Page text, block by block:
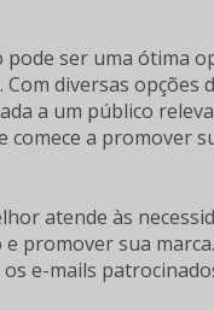
ser uma ótima
diversas opções
a um público
a promover
atende às
promover sua
e-mails